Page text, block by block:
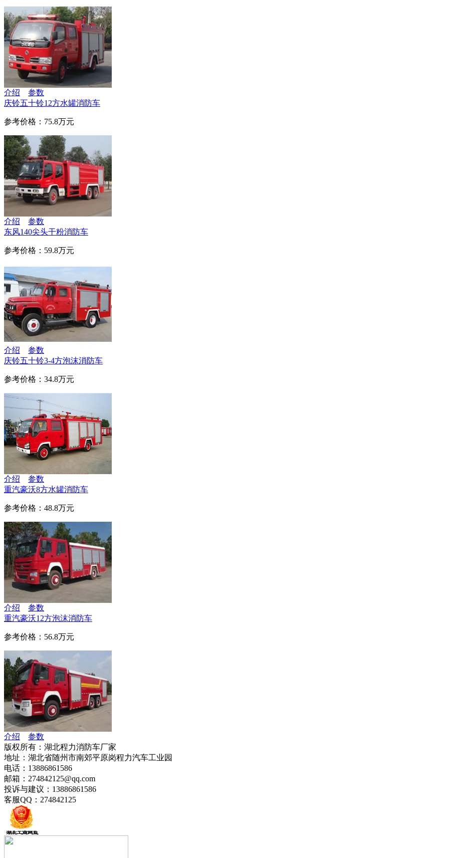
介绍
参数
庆铃五十铃12方水罐消防车
参考价格：75.8万元
介绍
参数
东风140尖头干粉消防车
参考价格：59.8万元
介绍
参数
庆铃五十铃3-4方泡沫消防车
参考价格：34.8万元
介绍
参数
重汽豪沃8方水罐消防车
参考价格：48.8万元
介绍
参数
重汽豪沃12方泡沫消防车
参考价格：56.8万元
介绍
参数
版权所有：湖北程力消防车厂家
地址：湖北省随州市南郊平原岗程力汽车工业园
电话：13886861586
邮箱：274842125@qq.com
投诉与建议：13886861586
客服QQ：274842125